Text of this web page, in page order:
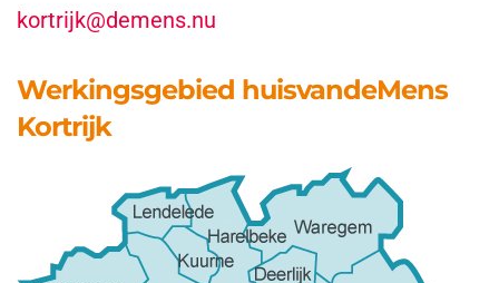
kortrijk@demens.nu
Werkingsgebied huisvandeMens
Kortrijk